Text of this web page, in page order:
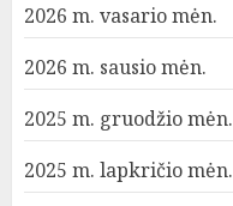
2026 m. vasario mėn.
2026 m. sausio mėn.
2025 m. gruodžio mėn.
2025 m. lapkričio mėn.